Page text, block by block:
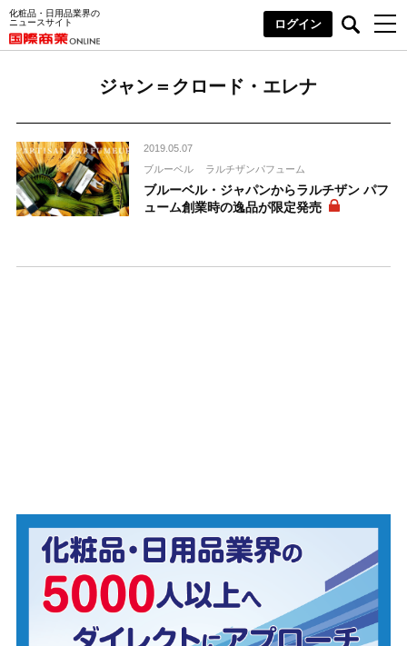
化粧品・日用品業界の
ニュースサイト
ログイン
ジャン＝クロード・エレナ
2019.05.07
ブルーベル
ラルチザンパフューム
ブルーベル・ジャパンからラルチザン パフ
ューム創業時の逸品が限定発売